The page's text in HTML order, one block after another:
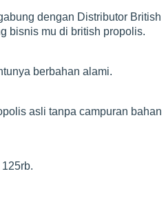
dengan Distributor British
bisnis mu di british propolis.
berbahan alami.
asli tanpa campuran bahan